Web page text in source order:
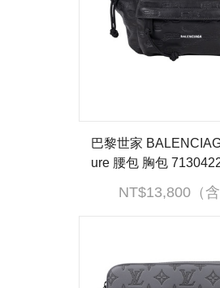
巴黎世家
ure 腰包 胸包
LOGO腰包 防塵袋/購
NT$13,800（含